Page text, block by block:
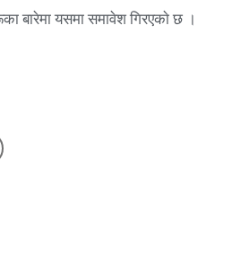
बारेमा यसमा समावेश गिरएकाे छ ।